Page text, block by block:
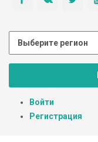
Войти
Регистрация